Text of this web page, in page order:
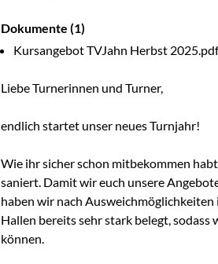
Dokumente (1)
Kursangebot TVJahn Herbst 2025.pdf
Liebe Turnerinnen und Turner,
endlich startet unser neues Turnjahr!
Wie ihr sicher schon mitbekommen
saniert. Damit wir euch unsere
haben wir nach
Hallen bereits sehr stark belegt,
können.